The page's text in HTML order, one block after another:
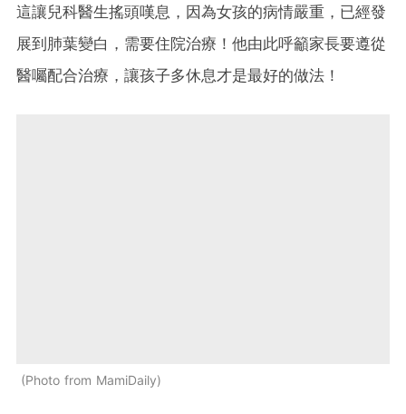
這讓兒科醫生搖頭嘆息，因為女孩的病情嚴重，已經發
展到肺葉變白，需要住院治療！他由此呼籲家長要遵從
醫囑配合治療，讓孩子多休息才是最好的做法！
Photo from MamiDaily